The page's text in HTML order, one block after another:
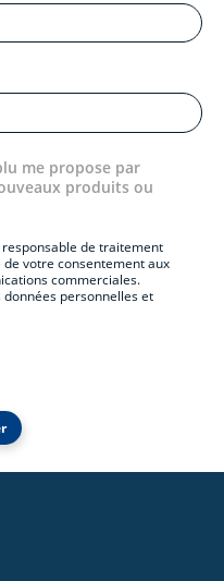
me propose par
produits ou
responsable de traitement
votre consentement aux
commerciales.
données personnelles et